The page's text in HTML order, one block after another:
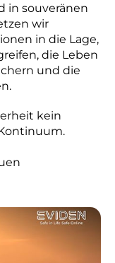
in souveränen
wir
in die Lage,
die Leben
und die
kein